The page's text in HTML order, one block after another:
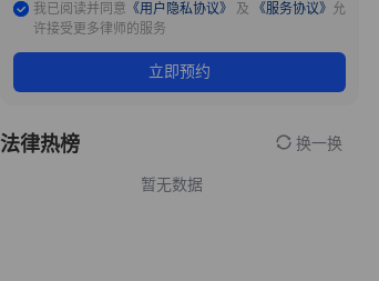
我已阅读并同意 《用户隐私协议》 及 《服务协议》 允
许接受更多律师的服务
立即预约
法律热榜 换一换
暂无数据